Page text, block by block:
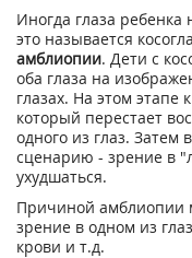
Иногда глаза
это называется
амблиопии. Дети с
оба глаза на
глазах. На этом этапе
который перестает
одного из глаз.
сценарию - зрение в
ухудшаться.
Причиной амблиопии
зрение в одном из
крови и т.д.